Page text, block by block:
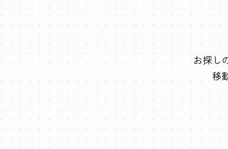
お探し
移